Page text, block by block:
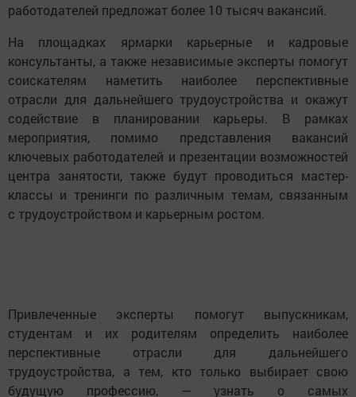
работодателей предложат более 10 тысяч вакансий.
На площадках ярмарки карьерные и кадровые
консультанты, а также независимые эксперты помогут
соискателям наметить наиболее перспективные
отрасли для дальнейшего трудоустройства и окажут
содействие в планировании карьеры. В рамках
мероприятия, помимо представления вакансий
ключевых работодателей и презентации возможностей
центра занятости, также будут проводиться мастер-
классы и тренинги по различным темам, связанным
с трудоустройством и карьерным ростом.
Привлеченные эксперты помогут выпускникам,
студентам и их родителям определить наиболее
перспективные отрасли для дальнейшего
трудоустройства, а тем, кто только выбирает свою
будущую профессию, — узнать о самых